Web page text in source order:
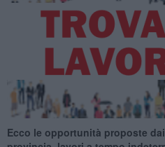
Ecco le opportunità proposte